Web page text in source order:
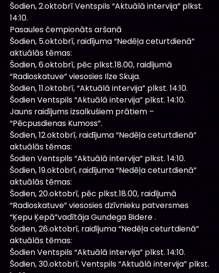
Šodien, 2.oktobrī Ventspils “Aktuālā intervija” plkst.
14:10.
Pasaules čempionāts aršanā
Šodien, 5.oktobrī, raidījuma “Nedēļa ceturtdienā”
aktuālās tēmas:
Šodien, 6.oktobrī, pēc plkst.18.00, raidījumā
“Radioskatuve” viesosies Ilze Skuja.
Šodien, 11.oktobrī, “Aktuālā intervija” plkst. 14:10.
Šodien Ventspils “Aktuālā intervija” plkst. 14:10.
Jauns raidījums izsalkušiem prātiem –
“Pēcpusdienas Kumoss”.
Šodien, 12.oktobrī, raidījuma “Nedēļa ceturtdienā”
aktuālās tēmas:
Šodien Ventspils “Aktuālā intervija” plkst. 14:10.
Šodien, 19.oktobrī, raidījuma “Nedēļa ceturtdienā”
aktuālās tēmas:
Šodien, 20.oktobrī, pēc plkst.18.00, raidījumā
“Radioskatuve” viesosies dzīvnieku patversmes
“Ķepu Ķepā”vadītāja Gundega Bidere .
Šodien, 26.oktobrī, raidījuma “Nedēļa ceturtdienā”
aktuālās tēmas:
Šodien Ventspils “Aktuālā intervija” plkst. 14:10.
Šodien, 30.oktobrī, Ventspils “Aktuālā intervija” plkst.